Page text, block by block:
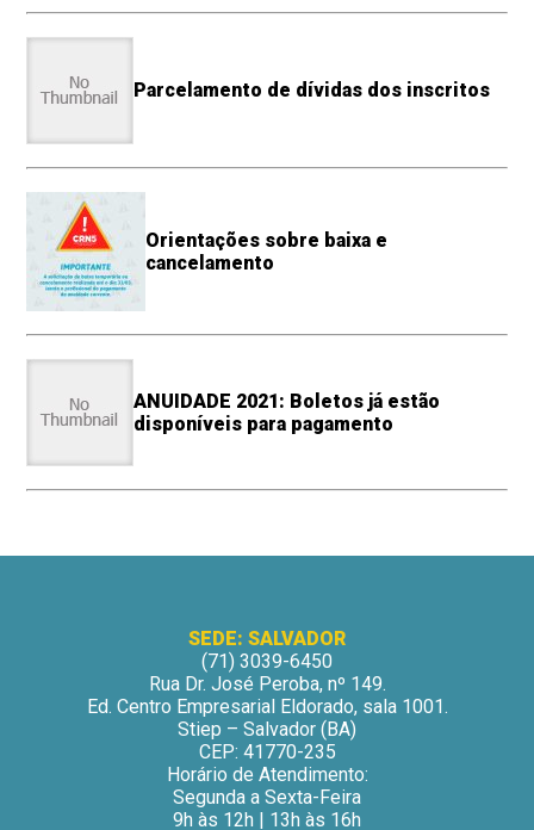
Parcelamento de dívidas dos inscritos
Orientações sobre baixa e
cancelamento
ANUIDADE 2021: Boletos já estão
disponíveis para pagamento
SEDE: SALVADOR
(71) 3039-6450
Rua Dr. José Peroba, nº 149.
Ed. Centro Empresarial Eldorado, sala 1001.
Stiep – Salvador (BA)
CEP: 41770-235
Horário de Atendimento:
Segunda a Sexta-Feira
9h às 12h | 13h às 16h